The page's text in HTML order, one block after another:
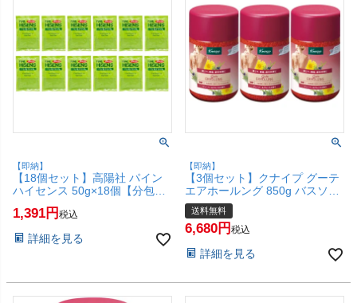
【即納】
【18個セット】高陽社 パイン
ハイセンス 50g×18個【分包タ
イプ お試し 使い切り】【入浴
剤】【SBT】(6058751-set18)
1,391 税込
詳細を見る
【即納】
【3個セット】クナイプ グーテ
エアホールング 850g バスソル
ト ジュニパー＆アルニカの香り
KNEIPP【宅配便送料無料】
(6064365-set3)
送料無料
6,680 税込
詳細を見る